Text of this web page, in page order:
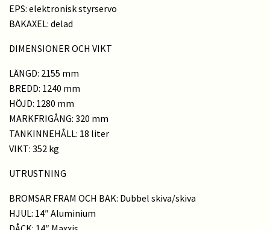
EPS: elektronisk styrservo
BAKAXEL: delad
DIMENSIONER OCH VIKT
LÄNGD: 2155 mm
BREDD: 1240 mm
HÖJD: 1280 mm
MARKFRIGÅNG: 320 mm
TANKINNEHÅLL: 18 liter
VIKT: 352 kg
UTRUSTNING
BROMSAR FRAM OCH BAK: Dubbel skiva/skiva
HJUL: 14″ Aluminium